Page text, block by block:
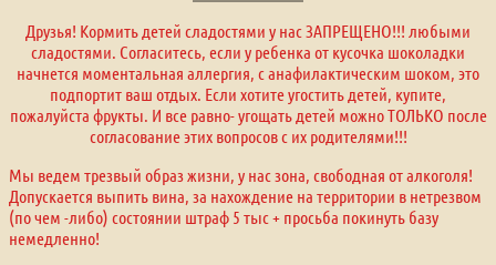
Друзья! Кормить детей сладостями у нас ЗАПРЕЩЕНО!!! любыми
сладостями. Согласитесь, если у ребенка от кусочка шоколадки
начнется моментальная аллергия, с анафилактическим шоком, это
подпортит ваш отдых. Если хотите угостить детей, купите,
пожалуйста фрукты. И все равно- угощать детей можно ТОЛЬКО после
согласование этих вопросов с их родителями!!!
Мы ведем трезвый образ жизни, у нас зона, свободная от алкоголя!
Допускается выпить вина, за нахождение на территории в нетрезвом
(по чем -либо) состоянии штраф 5 тыс + просьба покинуть базу
немедленно!